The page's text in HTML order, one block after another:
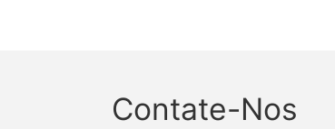
Contate-Nos